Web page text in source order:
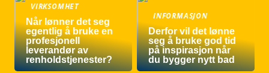
VIRKSOMHET
Når lønner det seg
egentlig å bruke en
profesjonell
leverandør av
renholdstjenester?
INFORMASJON
Derfor vil det lønne
seg å bruke god tid
på inspirasjon når
du bygger nytt bad